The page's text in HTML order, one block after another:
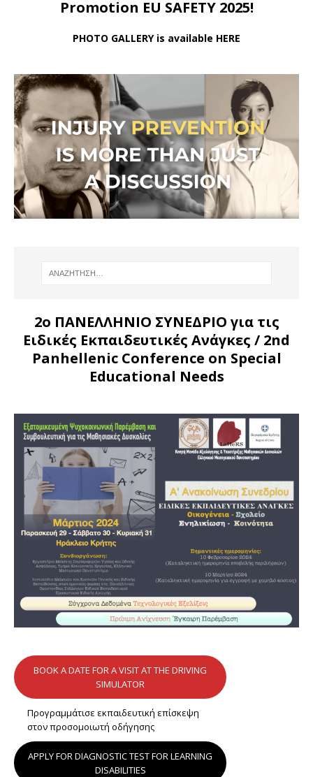
Promotion EU SAFETY 2025!
PHOTO GALLERY is available HERE
2ο ΠΑΝΕΛΛΗΝΙΟ ΣΥΝΕΔΡΙΟ για τις
Ειδικές Εκπαιδευτικές Ανάγκες / 2nd
Panhellenic Conference on Special
Educational Needs
BOOK A DATE FOR A VISIT AT THE DRIVING
SIMULATOR
Προγραμμάτισε εκπαιδευτική επίσκεψη
στον προσομοιωτή οδήγησης
APPLY FOR DIAGNOSTIC TEST FOR LEARNING
DISABILITIES